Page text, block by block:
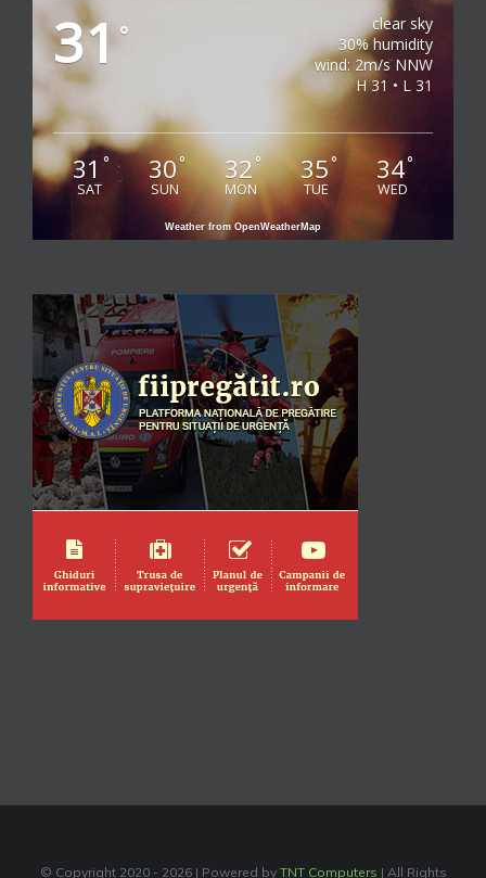
31°
clear sky
30% humidity
wind: 2m/s NNW
H 31 • L 31
31 °
SAT
30°
SUN
32°
MON
35°
TUE
34°
WED
Weather from OpenWeatherMap
© Copyright 2020 - 2026 | Powered by TNT Computers | All Rights